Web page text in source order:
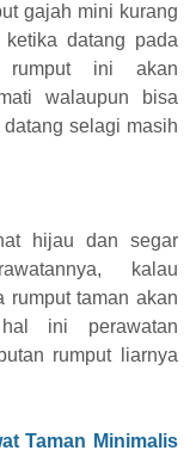
gajah mini kurang
datang pada
rumput ini akan
walaupun bisa
selagi masih
hijau dan segar
kalau
rumput taman akan
ini perawatan
rumput liarnya
Taman Minimalis